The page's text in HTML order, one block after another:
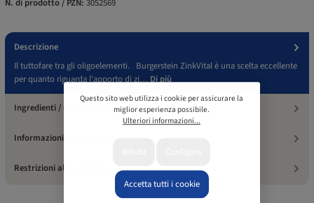
Descrizione
Il tuttofare tra gli oligoelementi. Burgerstein ZinkVital è una scelta eccellente
per quanto riguarda l'apporto di zi…Di più
Ingredienti / componenti
Informazioni aggiuntive
Restrizioni alla consegna
Questo sito web utilizza i cookie per assicurare la
miglior esperienza possibile.
Ulteriori informazioni...
Accetta tutti i cookie